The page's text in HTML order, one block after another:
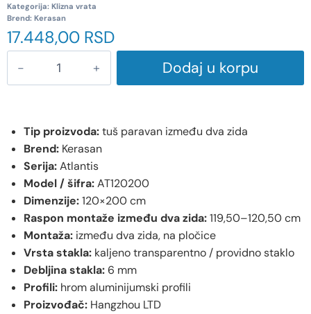
Kategorija: Klizna vrata
Brend: Kerasan
17.448,00 RSD
Dodaj u korpu
Tip proizvoda:tuš paravan između dva zida
Brend: Kerasan
Serija:Atlantis
Model / šifra:AT120200
Dimenzije:120×200 cm
Raspon montaže između dva zida:119,50–120,50 cm
Montaža: između dva zida, na pločice
Vrsta stakla: kaljeno transparentno / providno staklo
Debljina stakla: 6 mm
Profili: hrom aluminijumski profili
Proizvođač: Hangzhou LTD